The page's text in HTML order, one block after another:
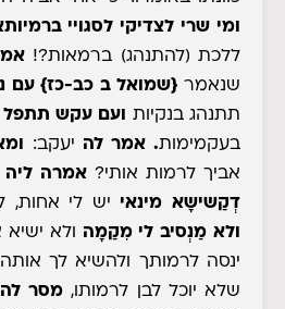
ומי שרי לצדיקי לסגויי
ללכת (להתנהג) ברמאות?!
שנאמר {שמואל ב כב-כז}עם
תתנהג בנקיות ועם עקש תתפל
בעקמימות. אמר לה יעקב:
אביך לרמות אותי? אמרה ליה
דְקַשישָא מינאי
יש לי אחות,
ולא מַנְסיב לי מִקַמָה
ולא
ינסה לרמותך ולהשיא לך
שלא יוכל לבן לרמותו, מסר לה